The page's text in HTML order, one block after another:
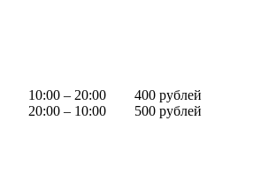
10:00 – 20:00
20:00 – 10:00
400 рублей
500 рублей